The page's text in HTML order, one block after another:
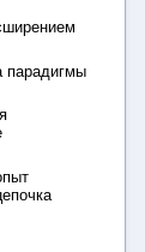
парадигмы